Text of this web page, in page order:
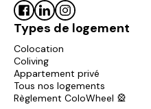
Types de logement
Colocation
Coliving
Appartement privé
Tous nos logements
Règlement ColoWheel 🎡